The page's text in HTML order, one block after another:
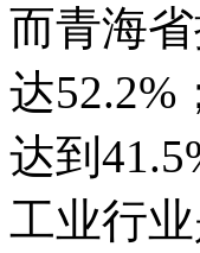
而青海
达52.2%
达到
工业行